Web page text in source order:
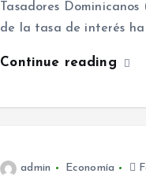
Tasadores
de la tasa de interés ha
Continue reading
admin Economía